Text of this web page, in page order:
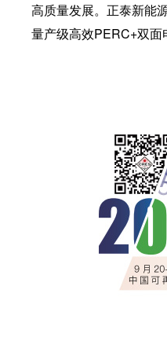
高质量发展。正泰新能
量产级高效PERC+双